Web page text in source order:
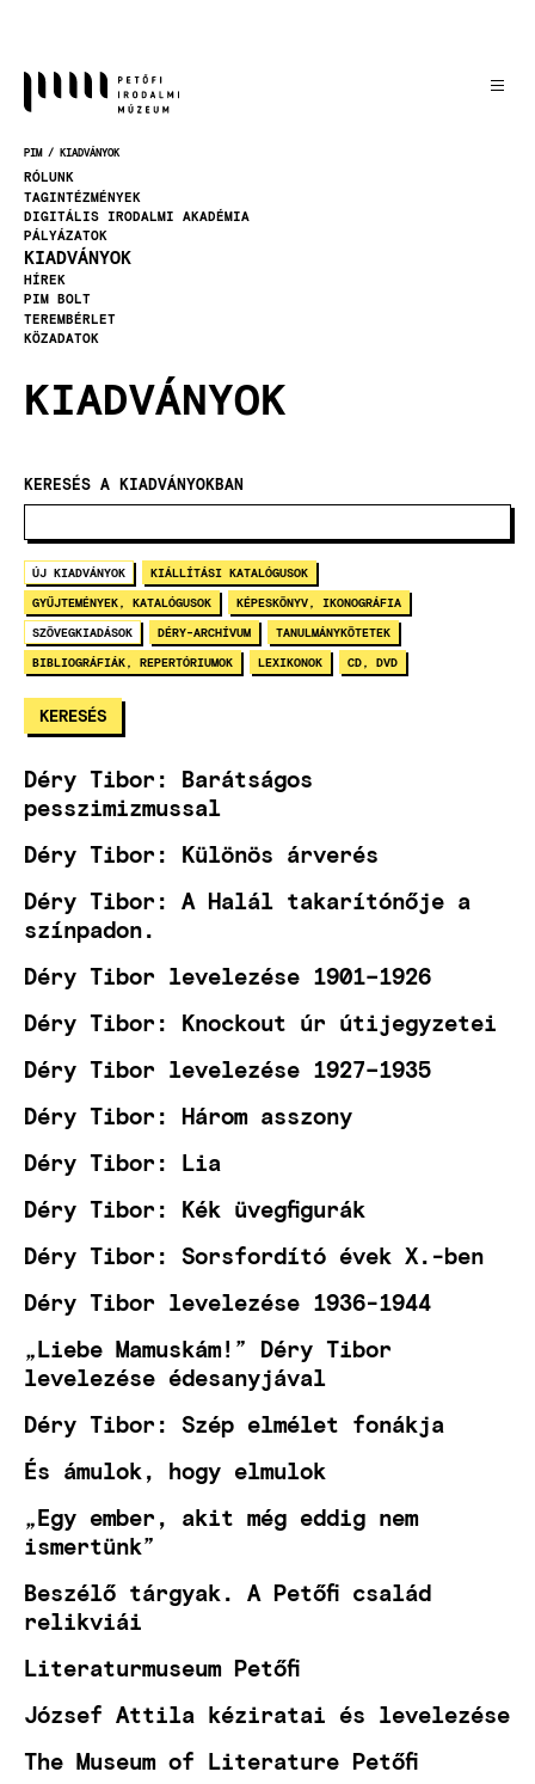
MORZSA
PIM KIADVÁNYOK
RÓLUNK
TAGINTÉZMÉNYEK
DIGITÁLIS IRODALMI AKADÉMIA
PÁLYÁZATOK
KIADVÁNYOK
HÍREK
PIM BOLT
TEREMBÉRLET
KÖZADATOK
KIADVÁNYOK
KERESÉS A KIADVÁNYOKBAN
ÚJ KIADVÁNYOK KIÁLLÍTÁSI KATALÓGUSOK
GYŰJTEMÉNYEK, KATALÓGUSOK KÉPESKÖNYV, IKONOGRÁFIA
SZÖVEGKIADÁSOK DÉRY-ARCHÍVUM TANULMÁNYKÖTETEK
BIBLIOGRÁFIÁK, REPERTÓRIUMOK LEXIKONOK CD, DVD
Déry Tibor: Barátságos
pesszimizmussal
Déry Tibor: Különös árverés
Déry Tibor: A Halál takarítónője a
színpadon.
Déry Tibor levelezése 1901–1926
Déry Tibor: Knockout úr útijegyzetei
Déry Tibor levelezése 1927–1935
Déry Tibor: Három asszony
Déry Tibor: Lia
Déry Tibor: Kék üvegfigurák
Déry Tibor: Sorsfordító évek X.-ben
Déry Tibor levelezése 1936-1944
„Liebe Mamuskám!” Déry Tibor
levelezése édesanyjával
Déry Tibor: Szép elmélet fonákja
És ámulok, hogy elmulok
„Egy ember, akit még eddig nem
ismertünk”
Beszélő tárgyak. A Petőfi család
relikviái
Literaturmuseum Petőfi
József Attila kéziratai és levelezése
The Museum of Literature Petőfi